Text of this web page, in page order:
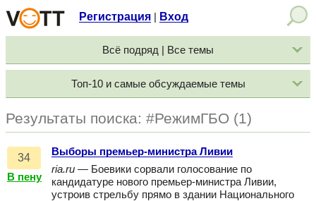
Регистрация Вход
Всё подряд | Все темы
Топ-10 и самые обсуждаемые темы
Результаты поиска: #РежимГБО (1)
34
В пену
Выборы премьер-министра Ливии
ria.ru — Боевики сорвали голосование по
кандидатуре нового премьер-министра Ливии,
устроив стрельбу прямо в здании Национального